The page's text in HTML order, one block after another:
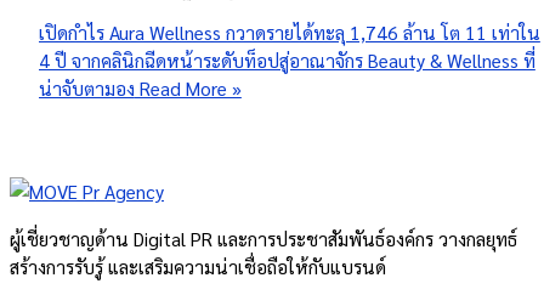
เปิดกำไร Aura Wellness กวาดรายได้ทะลุ 1,746 ล้าน โต 11 เท่าใน
4 ปี จากคลินิกฉีดหน้าระดับท็อปสู่อาณาจักร Beauty & Wellness ที่
น่าจับตามอง Read More »
ผู้เชี่ยวชาญด้าน Digital PR และการประชาสัมพันธ์องค์กร วางกลยุทธ์
สร้างการรับรู้ และเสริมความน่าเชื่อถือให้กับแบรนด์